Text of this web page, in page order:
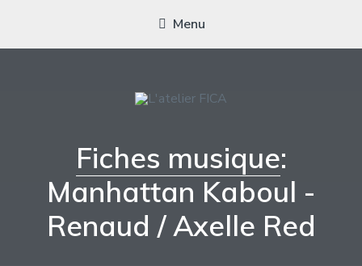
Menu
Actions conviviales écologiques et solidaires sur le territoire de
Meximieux
Fiches musique:
Manhattan Kaboul -
Renaud / Axelle Red